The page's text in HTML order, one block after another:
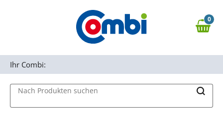
Zur Navigation springen
0,00 €
0
Nach Produkten suchen
Ihr Combi: